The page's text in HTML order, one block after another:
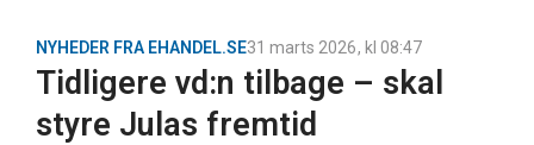
NYHEDER FRA EHANDEL.SE31 marts 2026, kl 08:47
Tidligere vd:n tilbage – skal
styre Julas fremtid